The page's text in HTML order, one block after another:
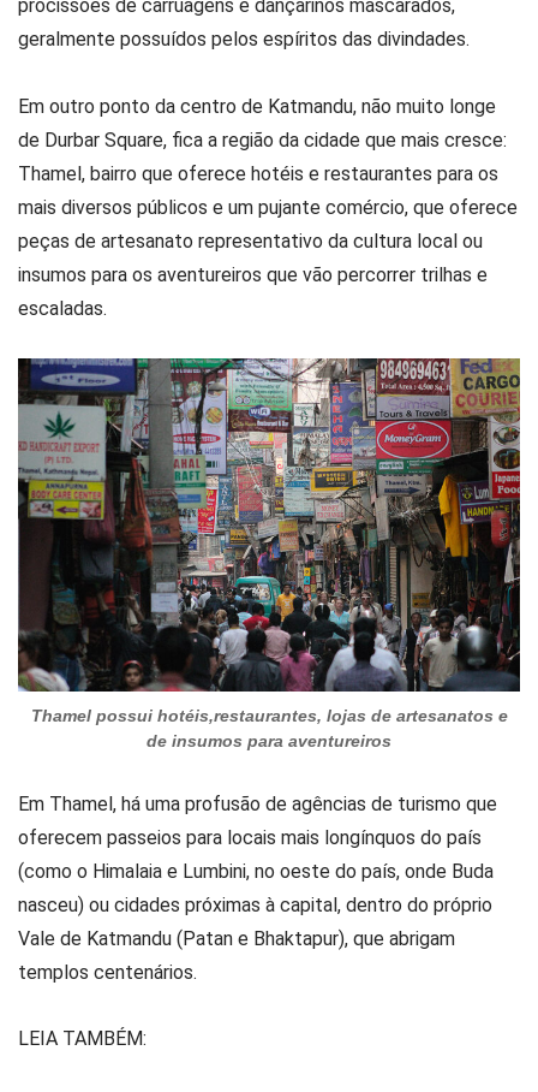
procissões de carruagens e dançarinos mascarados,
geralmente possuídos pelos espíritos das divindades.
Em outro ponto da centro de Katmandu, não muito longe
de Durbar Square, fica a região da cidade que mais cresce:
Thamel, bairro que oferece hotéis e restaurantes para os
mais diversos públicos e um pujante comércio, que oferece
peças de artesanato representativo da cultura local ou
insumos para os aventureiros que vão percorrer trilhas e
escaladas.
Thamel possui hotéis,restaurantes, lojas de artesanatos e
de insumos para aventureiros
Em Thamel, há uma profusão de agências de turismo que
oferecem passeios para locais mais longínquos do país
(como o Himalaia e Lumbini, no oeste do país, onde Buda
nasceu) ou cidades próximas à capital, dentro do próprio
Vale de Katmandu (Patan e Bhaktapur), que abrigam
templos centenários.
LEIA TAMBÉM: